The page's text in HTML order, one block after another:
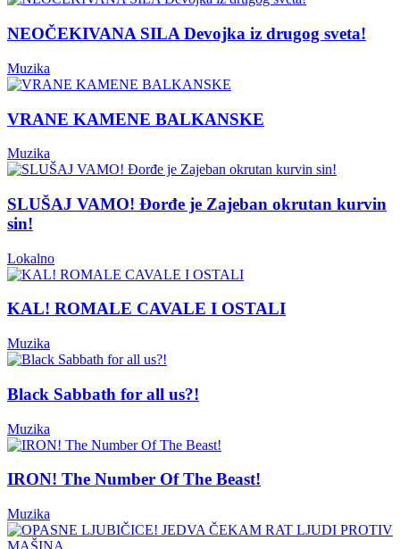
NEOČEKIVANA SILA Devojka iz drugog sveta!
Muzika
VRANE KAMENE BALKANSKE
Muzika
SLUŠAJ VAMO! Đorđe je Zajeban okrutan kurvin
sin!
Lokalno
KAL! ROMALE CAVALE I OSTALI
Muzika
Black Sabbath for all us?!
Muzika
IRON! The Number Of The Beast!
Muzika